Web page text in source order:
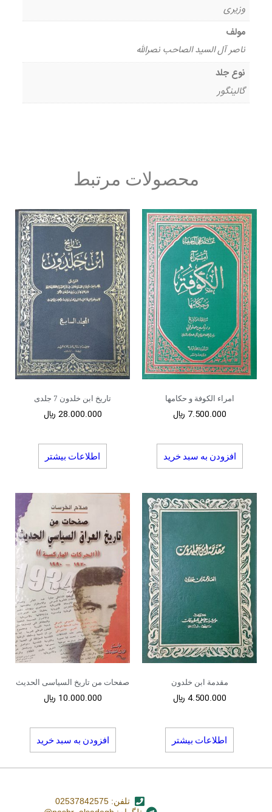
وزیری
مولف
ناصر آل السید الصاحب نصرالله
نوع جلد
گالینگور
محصولات مرتبط
امراء الکوفة و حکامها
7.500.000 ﷼
افزودن به سبد خرید
تاریخ ابن خلدون 7 جلدی
28.000.000 ﷼
اطلاعات بیشتر
مقدمة ابن خلدون
4.500.000 ﷼
اطلاعات بیشتر
صفحات من تاریخ السیاسی الحدیث
10.000.000 ﷼
افزودن به سبد خرید
تلفن: 02537842575